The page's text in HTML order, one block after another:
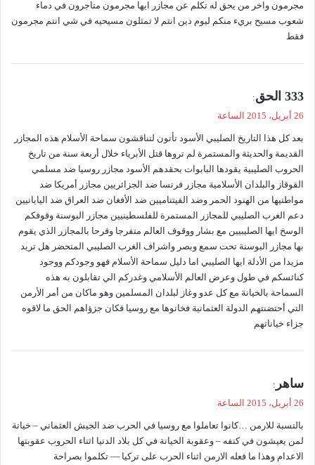
مجرمون واخر من يحق له تكلم عن مجازر ايها مجرمون متاجرون في دماء
شعوب مسيح بريء منكم ليوم دين انتم لا تمثلون مسيحيه في شي انتم مجرمون
فقط
ي
ل
333 الحق
:
26 أبريل، 2015 الساعة
بعد كل هذا التاريخ الصليبي الأسود تأتون لتناقشون سماحة الأسلام هذه المجازر
القديمة والحديثة والمستمرة لم تروها قتل الأبرياء خلال أربعة سنة من تاريخ
الحروب الصليبية يقودها البابوات بحقدهم الأسود مجازر روسيا ضد مسلمي
القوقاز والبلدان الأسلامية مجازر فرنسا ضد الجزائريين مجازر أمريكا ضد
مواطنيها من الهنود الحمر وضد الفيتناميين ضد الأفغان ضد العراق ضد اليابانيين
دعم الغرب الصليبي للمجازر المستمرة للفلسطينيين مجازر البوسنة وقوفكم
الوسخ ايها الصليبيين مع بشار ووقوف العالم متفرجا وفرحا بالمجازر الذي يقوم
بها مجازر البوسنة تحت سمع وبصر واشراف الغرب الصليبي المتحضر هل تريد
مزيدا من الأدلة ايها الصليبي اما دليل سماحة الأسلام فهو وجودكم ووجود
كنائسكم في طول وعرض العالم الأسلامي وغدركم الي تقابلون به هذه
السماحة بالخيانة مع كل عدو وغاز لبلدان المسلمين وهو ماكان من أمر الأرمن
التي أحتضنتهم الدولة العثمانية فخانوها مع روسيا فكان جزؤاهم الحق ما لاقوه
جزاء خياناتهم
ي
ل
ساهر :
26 أبريل، 2015 الساعة
بالنسبة للارمن …كانوا تعاملوا مع روسيا في الحرب ضد الجيش العثماني – خيانة
لمن يعيشون في كنفه – وعقوبة الخيانة في كل بلاد الدنيا اثناء الحروب عقوبتها
الاعدام وهذا ما فعله الارمن اثناء الحرب على تركيا — تكلموا بصراحة